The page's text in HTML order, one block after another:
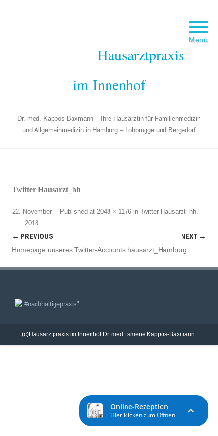
Hausarztpraxis
im Innenhof
Dr. med. Kappos-Baxmann – Ihre Hausärztin für Familienmedizin
und Allgemeinmedizin in Hamburg – Lohbrügge und Bergedorf
Menü
Twitter Hausarzt_hh
Published
22. November
2018
at 2048 × 1176 in Twitter Hausarzt_hh.
← PREVIOUS NEXT →
Homepage unseres Twitter-Accounts hausarzt_Hamburg
(c)Hausarztpraxis im Innenhof Dr. med. Ismene Kappos-Baxmann